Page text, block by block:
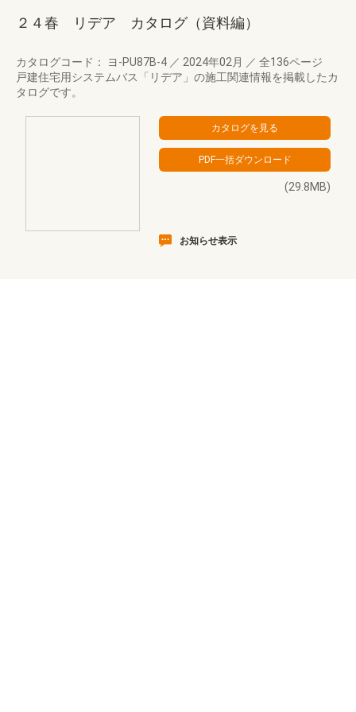
２４春 リデア カタログ（資料編）
カタログコード： ヨ-PU87B-4 ／ 2024年02月 ／ 全136ページ
戸建住宅用システムバス「リデア」の施工関連情報を掲載したカ
タログです。
(29.8MB)
お知らせ表示